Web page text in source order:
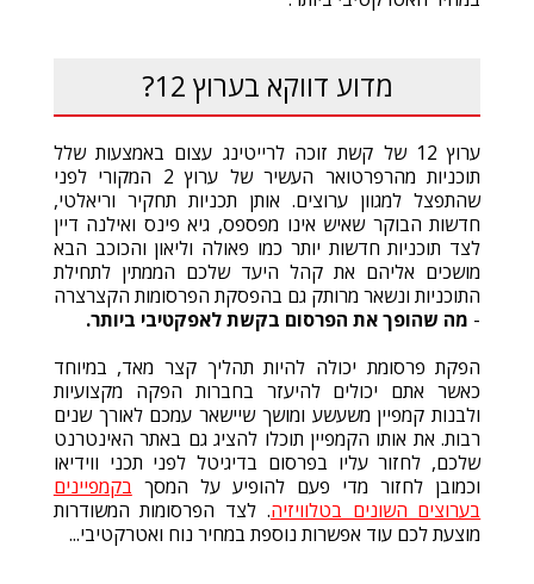
מדוע דווקא בערוץ 12?
ערוץ 12 של קשת זוכה לרייטינג עצום באמצעות שלל
תוכניות מהרפרטואר העשיר של ערוץ 2 המקורי לפני
שהתפצל למגוון ערוצים. אותן תכניות תחקיר וריאלטי,
חדשות הבוקר שאיש אינו מפספס, גיא פינס ואילנה דיין
לצד תוכניות חדשות יותר כמו פאולה וליאון והכוכב הבא
מושכים אליהם את קהל היעד שלכם הממתין לתחילת
התוכניות ונשאר מרותק גם בהפסקת הפרסומות הקצרצרה
- מה שהופך את הפרסום בקשת לאפקטיבי ביותר.
הפקת פרסומת יכולה להיות תהליך קצר מאד, במיוחד
כאשר אתם יכולים להיעזר בחברות הפקה מקצועיות
ולבנות קמפיין משעשע ומושך שיישאר עמכם לאורך שנים
רבות. את אותו הקמפיין תוכלו להציג גם באתר האינטרנט
שלכם, לחזור עליו בפרסום בדיגיטל לפני תכני ווידיאו
וכמובן לחזור מדי פעם להופיע על המסך בקמפיינים
בערוצים השונים בטלוויזיה. לצד הפרסומות המשודרות
מוצעת לכם עוד אפשרות נוספת במחיר נוח ואטרקטיבי...